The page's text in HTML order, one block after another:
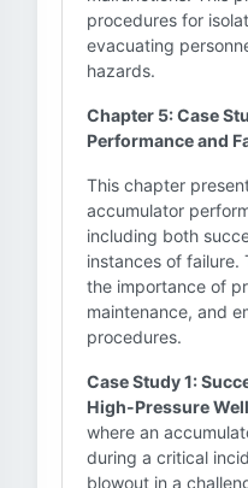
procedures for
evacuating
hazards.
Chapter 5: Case
Performance and
This chapter
accumulator
including both
instances of failure.
the importance of
maintenance, and
procedures.
Case Study 1:
High-Pressure
where an
during a critical
blowout in a